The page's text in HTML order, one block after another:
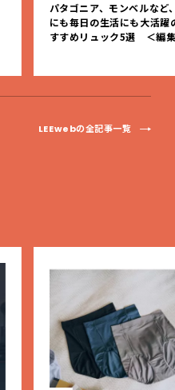
パタゴニア、モンベルなど
にも毎日の生活にも大活躍
すすめリュック5選 ＜編
LEEwebの全記事一覧